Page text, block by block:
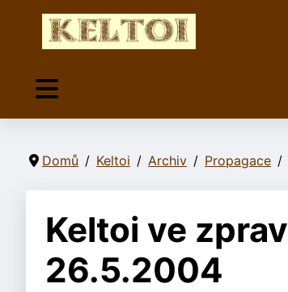
Domů Keltoi Archiv Propagace
Keltoi ve
26.5.2004